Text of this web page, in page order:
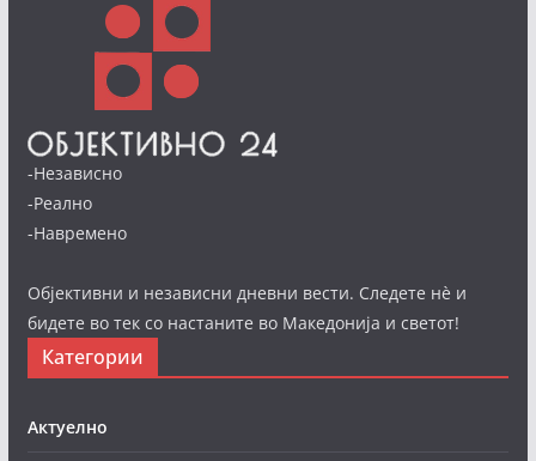
-Независно
-Реално
-Навремено
Објективни и независни дневни вести. Следете нè и
бидете во тек со настаните во Македонија и светот!
Категории
Актуелно